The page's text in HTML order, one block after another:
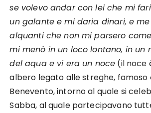
se volevo andar con lei che mi
un galante e mi daria dinari, e
alquanti che non mi parsero
mi menò in un loco lontano, in un
del aqua e vi era un noce (il noce
albero legato alle streghe, famoso
Benevento, intorno al quale si
Sabba, al quale partecipavano